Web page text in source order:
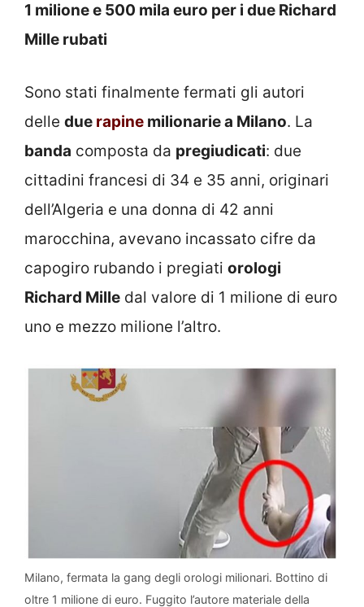
1 milione e 500 mila euro per i due Richard
Mille rubati
Sono stati finalmente fermati gli autori
delle due rapine milionarie a Milano. La
banda composta da pregiudicati: due
cittadini francesi di 34 e 35 anni, originari
dell’Algeria e una donna di 42 anni
marocchina, avevano incassato cifre da
capogiro rubando i pregiati orologi
Richard Mille dal valore di 1 milione di euro
uno e mezzo milione l’altro.
Milano, fermata la gang degli orologi milionari. Bottino di
oltre 1 milione di euro. Fuggito l’autore materiale della